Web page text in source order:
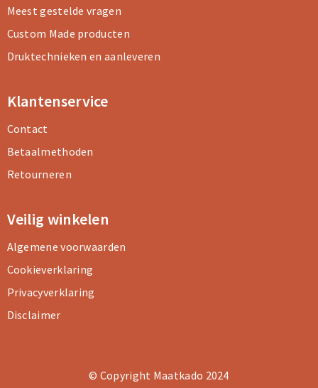
Meest gestelde vragen
Custom Made producten
Druktechnieken en aanleveren
Klantenservice
Contact
Betaalmethoden
Retourneren
Veilig winkelen
Algemene voorwaarden
Cookieverklaring
Privacyverklaring
Disclaimer
© Copyright Maatkado 2024